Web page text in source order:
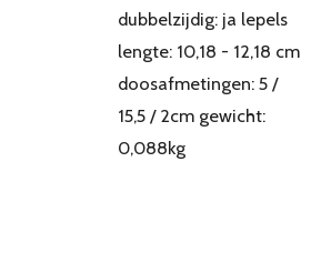
dubbelzijdig: ja lepels
lengte: 10,18 - 12,18 cm
doosafmetingen: 5 /
15,5 / 2cm gewicht:
0,088kg